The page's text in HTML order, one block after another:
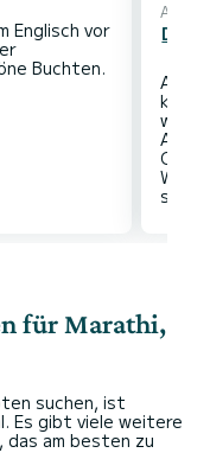
Englisch vor
Den
kann
Orte,
für Marathi,
suchen, ist
Es gibt viele weitere
das am besten zu